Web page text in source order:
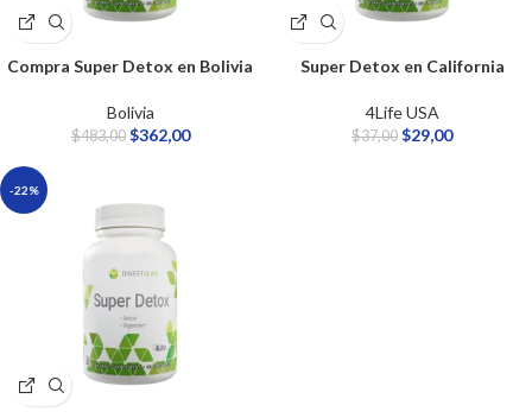
Compra Super Detox en Bolivia
Bolivia
$483,00 $362,00
Super Detox en California
4Life USA
$37,00 $29,00
-22%